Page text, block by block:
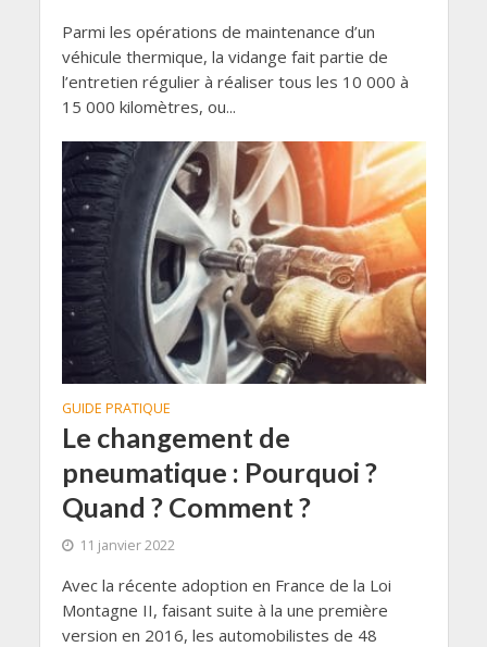
Parmi les opérations de maintenance d’un
véhicule thermique, la vidange fait partie de
l’entretien régulier à réaliser tous les 10 000 à
15 000 kilomètres, ou...
GUIDE PRATIQUE
Le changement de
pneumatique : Pourquoi ?
Quand ? Comment ?
11 janvier 2022
Avec la récente adoption en France de la Loi
Montagne II, faisant suite à la une première
version en 2016, les automobilistes de 48